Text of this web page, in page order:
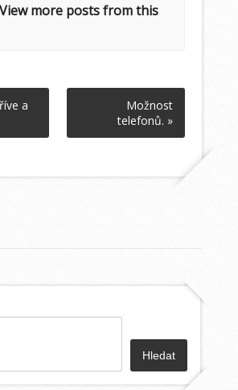
View more posts from this
a
Možnost
telefonů. »
Hledat